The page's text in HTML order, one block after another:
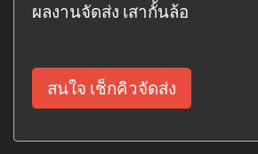
ผลงานจัดส่ง เสากั้นล้อ
สนใจ เช็กคิวจัดส่ง